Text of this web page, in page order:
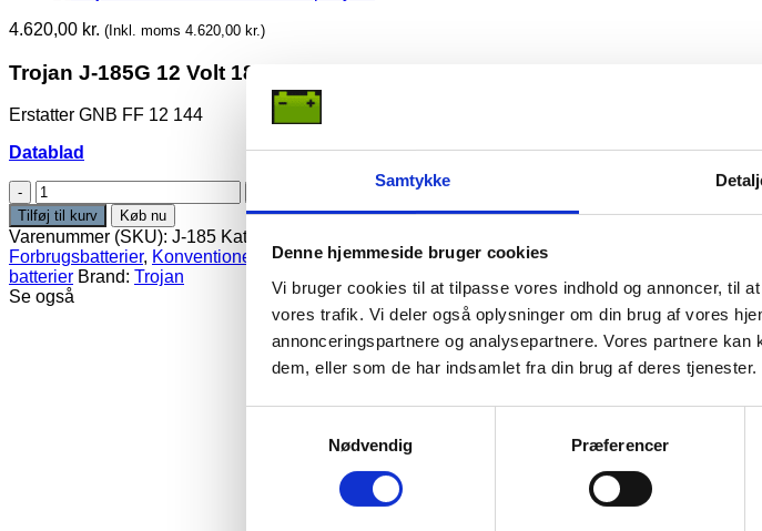
Samtykke
Denne hjemmeside bruger cookies
Vi bruger cookies til at tilpasse vores indhold og annoncer, til
vores trafik. Vi deler også oplysninger om din brug af vores
annonceringspartnere og analysepartnere. Vores partnere
dem, eller som de har indsamlet fra din brug af deres tjenester.
Nødvendig
Præferencer
4.620,00 kr. (Inkl. moms 4.620,00 kr.)
Trojan J-185G 12 Volt 185Ah Semitraction batteri
Erstatter GNB FF 12 144
Datablad
Trojan
J-
185G
12V
185Ah
Deep-
Cycle
Tilføj til kurv Køb nu
Varenummer (SKU): J-185 Kategorier:
Forbrugsbatterier, Konventionel åben syre,Konventionel åben syre,Rengøringsmaskiner
batterier Brand: Trojan
Se også